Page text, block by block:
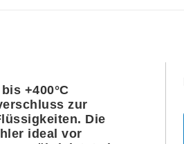
+400°C
zur
Die
ideal vor